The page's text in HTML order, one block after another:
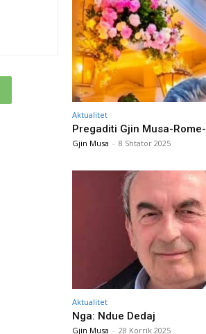
Aktualitet
Pregaditi Gjin Musa-
Gjin Musa - 8 Shtator 2025
Aktualitet
Nga: Ndue Dedaj
Gjin Musa - 28 Korrik 2025